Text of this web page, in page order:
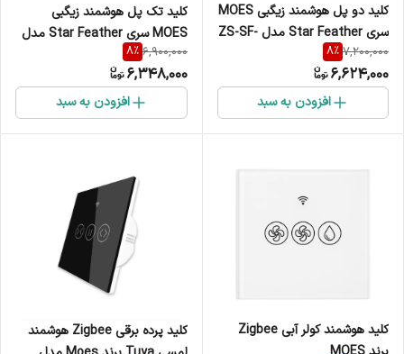
کلید دو پل هوشمند زیگبی MOES
سری Star Feather مدل ZS-SF-
EU2
7,200,000
8%
6,624,000
افزودن به سبد
کلید تک پل هوشمند زیگبی
MOES سری Star Feather مدل
ZS-SF-EU1
6,900,000
8%
6,348,000
افزودن به سبد
کلید هوشمند کولر آبی Zigbee
کلید پرده برقی Zigbee هوشمند